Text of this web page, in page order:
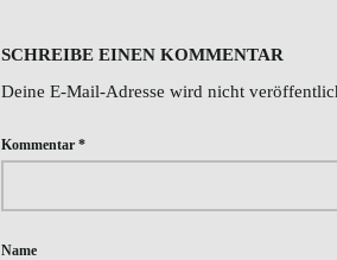
SCHREIBE EINEN KOMMENTAR
Deine E-Mail-Adresse wird nicht
Kommentar *
Name